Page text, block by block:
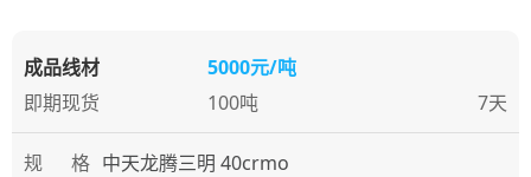
成品线材
5000元/吨
即期现货
100吨 7天
规 格 中天龙腾三明 40crmo